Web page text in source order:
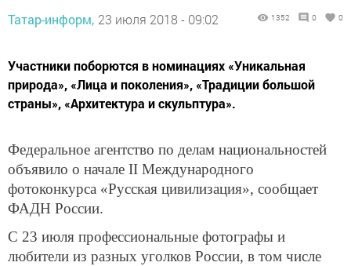
Татар-информ, 23 июля 2018 - 09:02 1352 0 0
Участники поборются в номинациях «Уникальная
природа», «Лица и поколения», «Традиции большой
страны», «Архитектура и скульптура».
Федеральное агентство по делам национальностей
объявило о начале II Международного
фотоконкурса «Русская цивилизация», сообщает
ФАДН России.
С 23 июля профессиональные фотографы и
любители из разных уголков России, в том числе